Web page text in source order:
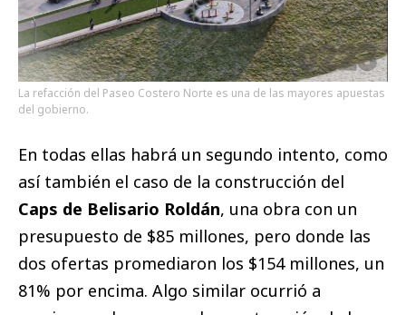
La refacción del Paseo Costero Norte es una de las mayores apuestas
del gobierno.
En todas ellas habrá un segundo intento, como
así también el caso de la construcción del
Caps de Belisario Roldán, una obra con un
presupuesto de $85 millones, pero donde las
dos ofertas promediaron los $154 millones, un
81% por encima. Algo similar ocurrió a